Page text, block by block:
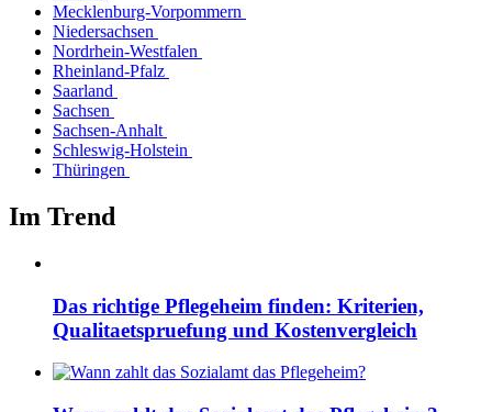
Mecklenburg-Vorpommern
Niedersachsen
Nordrhein-Westfalen
Rheinland-Pfalz
Saarland
Sachsen
Sachsen-Anhalt
Schleswig-Holstein
Thüringen
Im Trend
Das richtige Pflegeheim finden: Kriterien,
Qualitaetspruefung und Kostenvergleich